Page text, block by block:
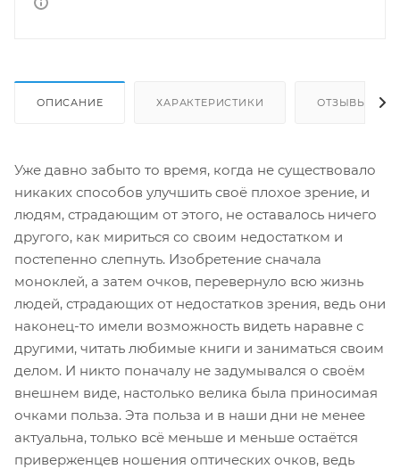
ОПИСАНИЕ ХАРАКТЕРИСТИКИ ОТЗЫВЫ
Уже давно забыто то время, когда не существовало
никаких способов улучшить своё плохое зрение, и
людям, страдающим от этого, не оставалось ничего
другого, как мириться со своим недостатком и
постепенно слепнуть. Изобретение сначала
моноклей, а затем очков, перевернуло всю жизнь
людей, страдающих от недостатков зрения, ведь они
наконец-то имели возможность видеть наравне с
другими, читать любимые книги и заниматься своим
делом. И никто поначалу не задумывался о своём
внешнем виде, настолько велика была приносимая
очками польза. Эта польза и в наши дни не менее
актуальна, только всё меньше и меньше остаётся
приверженцев ношения оптических очков, ведь